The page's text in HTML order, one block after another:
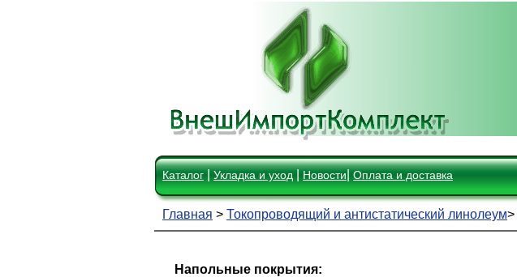
Каталог Укладка и уход Новости Оплата и доставка
Главная > Токопроводящий и антистатический линолеум>
Напольные покрытия: